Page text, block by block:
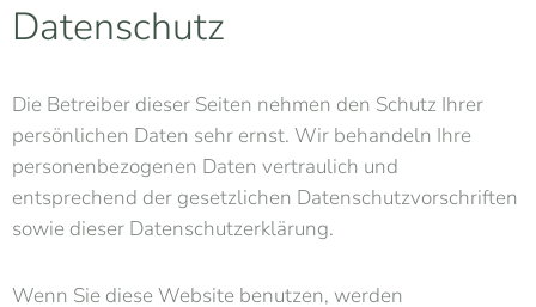
Datenschutz
Die Betreiber dieser Seiten nehmen den Schutz Ihrer
persönlichen Daten sehr ernst. Wir behandeln Ihre
personenbezogenen Daten vertraulich und
entsprechend der gesetzlichen Datenschutzvorschriften
sowie dieser Datenschutzerklärung.
Wenn Sie diese Website benutzen, werden